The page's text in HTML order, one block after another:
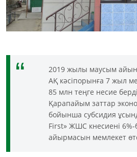
2019 жылы маусым
АҚ кәсіпорынға 7 жыл
85 млн теңге несие
Қарапайым заттар
бойынша субсидия
First» ЖШС кнесиені 6%-
айырмасын мемлекет